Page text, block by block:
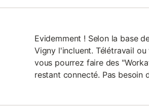
Evidemment ! Selon la base
Vigny l'incluent. Télétravail
vous pourrez faire des
restant connecté. Pas besoin